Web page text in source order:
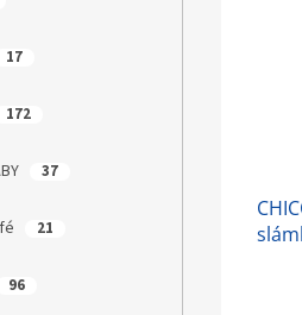
17
172
37
21
96